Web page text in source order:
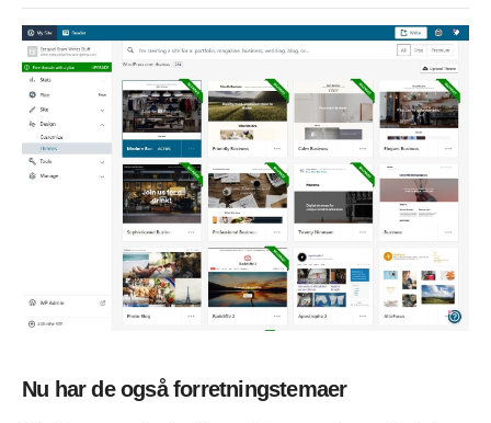
Nu har de også forretningstemaer